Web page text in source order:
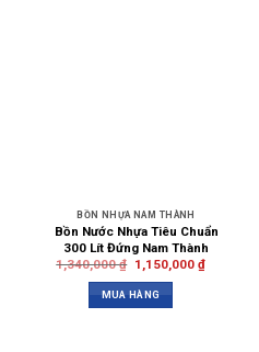
BỒN NHỰA NAM THÀNH
Bồn Nước Nhựa Tiêu Chuẩn
300 Lít Đứng Nam Thành
1,340,000₫ 1,150,000 ₫
MUA HÀNG